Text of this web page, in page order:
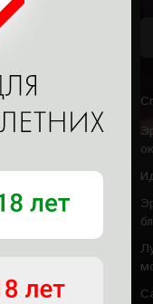
и
по
рукой в
вокруг
и темп,
могут
яички,
резких или
и